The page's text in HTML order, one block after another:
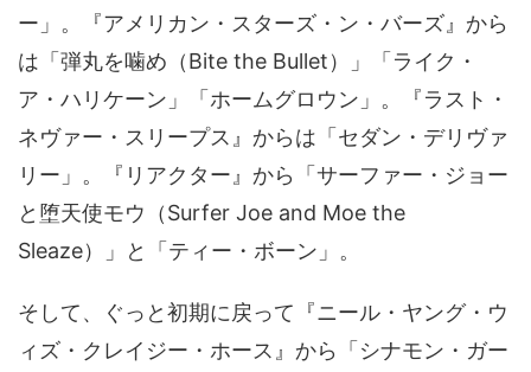
ー」。『アメリカン・スターズ・ン・バーズ』から
は「弾丸を噛め（Bite the Bullet）」「ライク・
ア・ハリケーン」「ホームグロウン」。『ラスト・
ネヴァー・スリープス』からは「セダン・デリヴァ
リー」。『リアクター』から「サーファー・ジョー
と堕天使モウ（Surfer Joe and Moe the
Sleaze）」と「ティー・ボーン」。
そして、ぐっと初期に戻って『ニール・ヤング・ウ
ィズ・クレイジー・ホース』から「シナモン・ガー